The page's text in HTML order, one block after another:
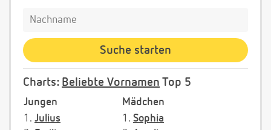
Charts: Beliebte Vornamen Top 5
Jungen
Mädchen
1. Julius
1. Sophia